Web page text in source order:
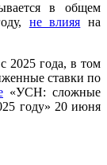
в общем
не влияя на
года, в том
ставки по
«УСН: сложные
году» 20 июня